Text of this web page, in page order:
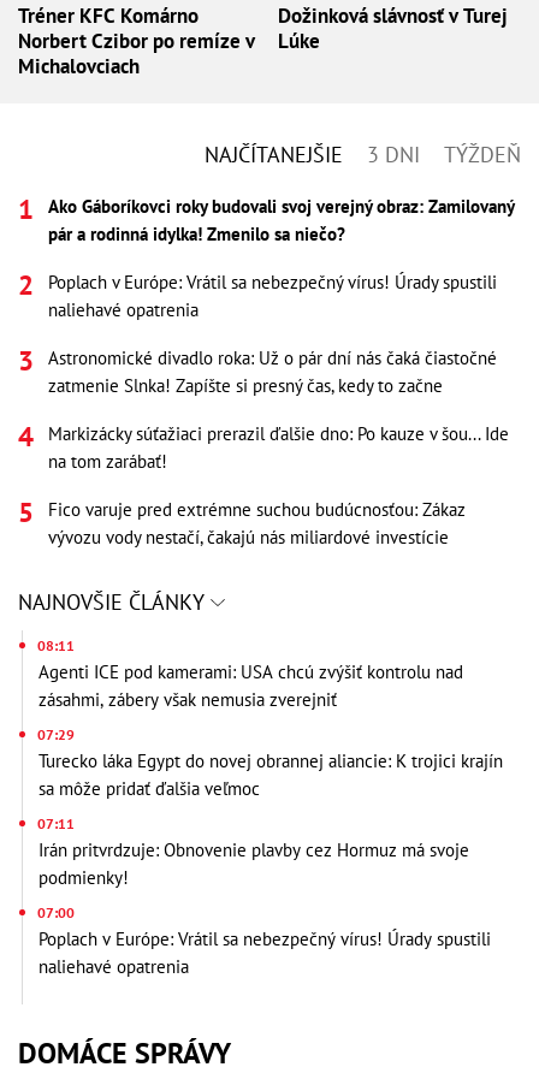
Tréner KFC Komárno
Norbert Czibor po remíze v
Michalovciach
Dožinková slávnosť v Turej
Lúke
NAJČÍTANEJŠIE 3 DNI TÝŽDEŇ
Ako Gáboríkovci roky budovali svoj verejný obraz: Zamilovaný
pár a rodinná idylka! Zmenilo sa niečo?
Poplach v Európe: Vrátil sa nebezpečný vírus! Úrady spustili
naliehavé opatrenia
Astronomické divadlo roka: Už o pár dní nás čaká čiastočné
zatmenie Slnka! Zapíšte si presný čas, kedy to začne
Markizácky súťažiaci prerazil ďalšie dno: Po kauze v šou... Ide
na tom zarábať!
Fico varuje pred extrémne suchou budúcnosťou: Zákaz
vývozu vody nestačí, čakajú nás miliardové investície
NAJNOVŠIE ČLÁNKY
08:11
Agenti ICE pod kamerami: USA chcú zvýšiť kontrolu nad
zásahmi, zábery však nemusia zverejniť
07:29
Turecko láka Egypt do novej obrannej aliancie: K trojici krajín
sa môže pridať ďalšia veľmoc
07:11
Irán pritvrdzuje: Obnovenie plavby cez Hormuz má svoje
podmienky!
07:00
Poplach v Európe: Vrátil sa nebezpečný vírus! Úrady spustili
naliehavé opatrenia
DOMÁCE SPRÁVY